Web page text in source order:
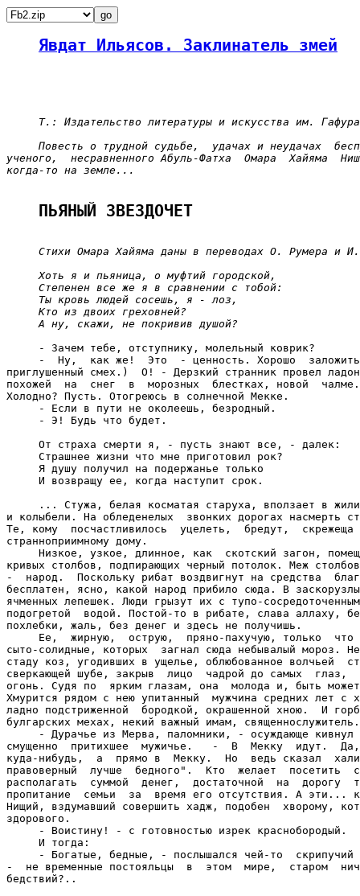
Явдат Ильясов. Заклинатель змей
Т.: Издательство литературы и искусства им.
Повесть о трудной судьбе,  удачах и неудачах
ученого,  несравненного Абуль-Фатха  Омара  Хайяма
когда-то на земле...
ПЬЯНЫЙ ЗВЕЗДОЧЕТ
Стихи Омара Хайяма даны в переводах О. Румера и И.
Хоть я и пьяница, о муфтий городской,
Степенен все же я в сравнении с тобой:
Ты кровь людей сосешь, я - лоз,
Кто из двоих греховней?
А ну, скажи, не покривив душой?